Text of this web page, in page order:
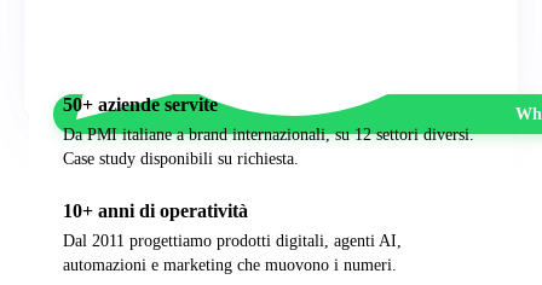
50+ aziende servite
Da PMI italiane a brand internazionali, su 12 settori diversi.
Case study disponibili su richiesta.
10+ anni di operatività
Dal 2011 progettiamo prodotti digitali, agenti AI,
automazioni e marketing che muovono i numeri.